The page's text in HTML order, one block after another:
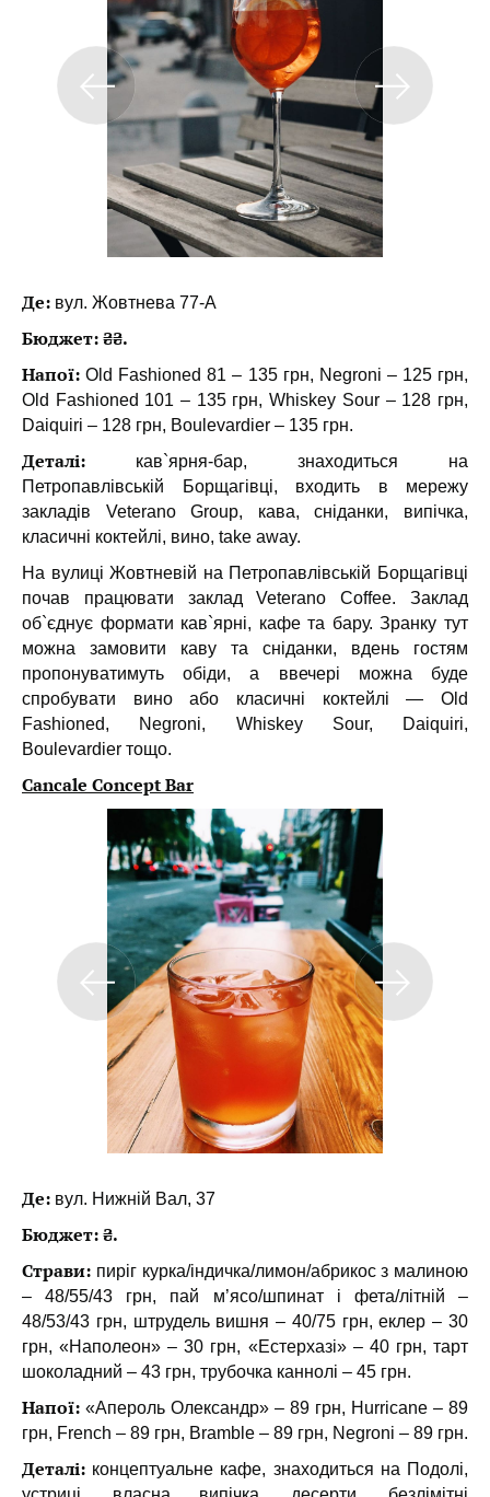
Де: вул. Жовтнева 77-А
Бюджет: ₴₴.
Напої: Old Fashioned 81 – 135 грн, Negroni – 125 грн,
Old Fashioned 101 – 135 грн, Whiskey Sour – 128 грн,
Daiquiri – 128 грн, Boulevardier – 135 грн.
Деталі: кав`ярня-бар, знаходиться на
Петропавлівській Борщагівці, входить в мережу
закладів Veterano Group, кава, сніданки, випічка,
класичні коктейлі, вино, take away.
На вулиці Жовтневій на Петропавлівській Борщагівці
почав працювати заклад Veterano Coffee. Заклад
об`єднує формати кав`ярні, кафе та бару. Зранку тут
можна замовити каву та сніданки, вдень гостям
пропонуватимуть обіди, а ввечері можна буде
спробувати вино або класичні коктейлі — Old
Fashioned, Negroni, Whiskey Sour, Daiquiri,
Boulevardier тощо.
Cancale Concept Bar
Де: вул. Нижній Вал, 37
Бюджет: ₴.
Страви: пиріг курка/індичка/лимон/абрикос з малиною
– 48/55/43 грн, пай м’ясо/шпинат і фета/літній –
48/53/43 грн, штрудель вишня – 40/75 грн, еклер – 30
грн, «Наполеон» – 30 грн, «Естерхазі» – 40 грн, тарт
шоколадний – 43 грн, трубочка каннолі – 45 грн.
Напої: «Апероль Олександр» – 89 грн, Hurricane – 89
грн, French – 89 грн, Bramble – 89 грн, Negroni – 89 грн.
Деталі: концептуальне кафе, знаходиться на Подолі,